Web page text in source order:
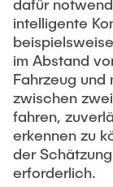
dafür
intelligente
im Abstand
Fahrzeug und
zwischen
fahren,
erkennen zu
der
erforderlich.